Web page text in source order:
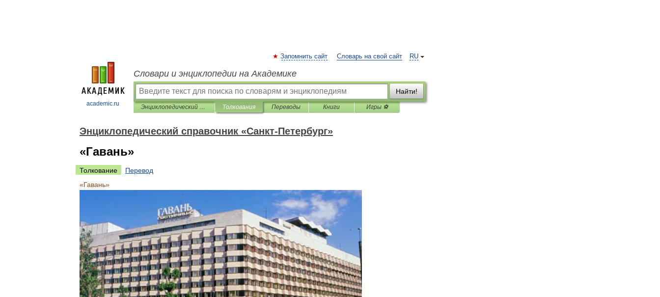
academic.ru
RU
Запомнить сайт Словарь на свой сайт
Словари и энциклопедии на Академике
Найти!
Энциклопедический справочник «Санкт-Петербург» Толкования Переводы Книги Игры ⚽
Энциклопедический справочник «Санкт-Петербург»
«Гавань»
Толкование
Перевод
«Гавань»